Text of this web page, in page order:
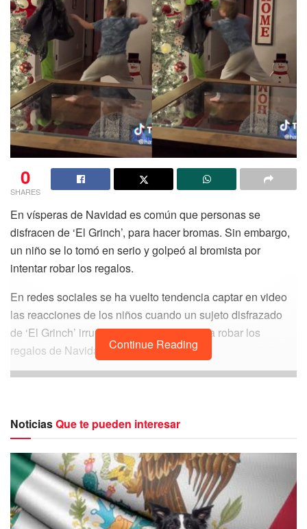
0
SHARES
En vísperas de Navidad es común que personas se
disfracen de ‘El Grinch’, para hacer bromas. Sin embargo,
un niño se lo tomó en serio y golpeó al bromista por
intentar robar los regalos.
En redes sociales se ha vuelto tendencia captar en video
las reacciones de los niños cuando un sujeto disfrazado
de ‘El Grinch’ irrumpe en los hogares para robar los
regalos de Navidad. Continue Reading
NoticiasQue te pueden interesar